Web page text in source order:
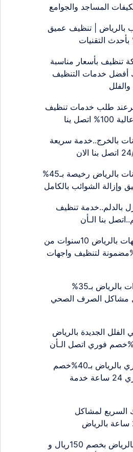
المساجد والجوامع
بالرياض | تنظيف عميق
بأسعار مناسبة
أفضل خدمات التنظيف
والفلل
طلب خدمات تنظيف
ينا
بالخرج..خدمة سريعة
شركة تنظيف خزانات بالرياض رخيصة بـ45%
الشوائب بالكامل
بالدلم..خدمة تنظيف
شركة تنظيف واجهات بالرياض 10سنوات من
جودة 100%مضمونة لتنظيف واجهات
شركة تنظيف بيارات بالرياض بـ35%
لحل مشاكل الصرف الصحي
الجديدة بالرياض
شركة تسليك مجاري بالرياض بـ40%خصم
على تسليك المجاري 24 ساعة خدمة
السريع لمشاكل
شركة رش دفان بالرياض بخصم 150ريال و